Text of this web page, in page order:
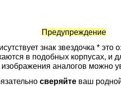
Предупреждение
знак звездочка * это
в подобных корпусах, и
аналогов можно
сверяйте ваш